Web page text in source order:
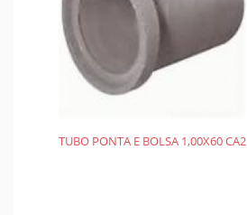
TUBO PONTA E BOLSA 1,00X60 CA2